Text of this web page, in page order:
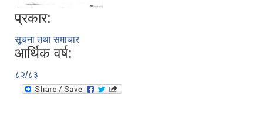
प्रकार:
सूचना तथा समाचार
आर्थिक वर्ष:
८२/८३